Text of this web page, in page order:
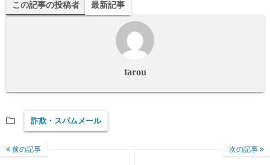
この記事の投稿者 最新記事
tarou
詐欺・スパムメール
前の記事 次の記事